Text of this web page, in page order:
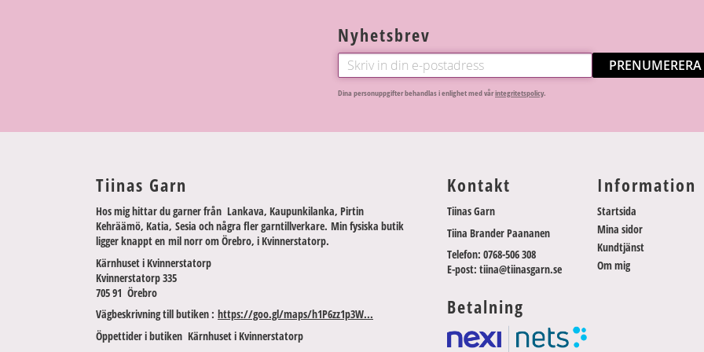
Nyhetsbrev
PRENUMERERA
Dina personuppgifter behandlas i enlighet med vårintegritetspolicy.
Tiinas Garn
Hos mig hittar du garner från Lankava, Kaupunkilanka, Pirtin
Kehräämö, Katia, Sesia och några fler garntillverkare. Min fysiska butik
ligger knappt en mil norr om Örebro, i Kvinnerstatorp.
Kärnhuset i Kvinnerstatorp
Kvinnerstatorp 335
705 91 Örebro
Vägbeskrivning till butiken : https://goo.gl/maps/h1P6zz1p3W...
Öppettider i butiken Kärnhuset i Kvinnerstatorp
Kontakt
Tiinas Garn
Tiina Brander Paananen
Telefon: 0768-506 308
E-post: tiina@tiinasgarn.se
Betalning
Information
Startsida
Mina sidor
Kundtjänst
Om mig